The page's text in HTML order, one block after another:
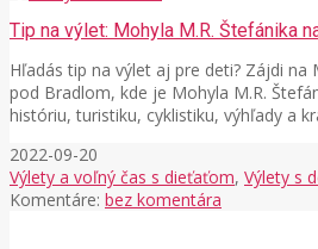
Tip na výlet: Mohyla M.R. Štefánika
Hľadás tip na výlet aj pre deti? Zájdi
pod Bradlom, kde je Mohyla M.R.
históriu, turistiku, cyklistiku, výhľady a
2022-09-20
Výlety a voľný čas s dieťaťom, Výlety s
Komentáre: bez komentára